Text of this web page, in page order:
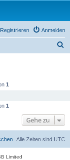
Anmelden
Registrieren
1
1
Gehe zu
Alle Zeiten sind UTC
Limited